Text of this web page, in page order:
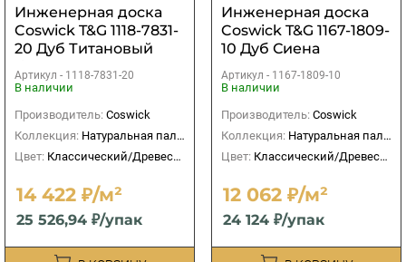
Инженерная доска
Coswick T&G 1118-7831-
20 Дуб Титановый
буфф рустикальный
Артикул - 1118-7831-20
В наличии
Производитель: Coswick
Коллекция: Натуральная палитра
Цвет: Классический/Древесный
14 422 ₽/м²
25 526,94 ₽/упак
Инженерная доска
Coswick T&G 1167-1809-
10 Дуб Сиена
Натуральная
Артикул - 1167-1809-10
В наличии
Производитель: Coswick
Коллекция: Натуральная палитра
Цвет: Классический/Древесный
12 062 ₽/м²
24 124 ₽/упак